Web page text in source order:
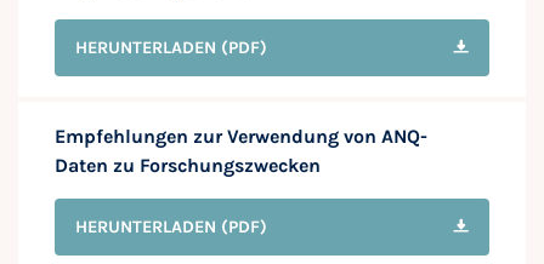
HERUNTERLADEN (PDF)
Empfehlungen zur Verwendung von ANQ-
Daten zu Forschungszwecken
HERUNTERLADEN (PDF)